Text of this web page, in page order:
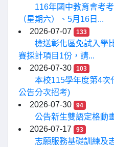
116年國中教育會考
（星期六）、5月16日...
2026-07-07
133
檢送彰化區免試入學
賽採計項目1份，請...
2026-07-30
103
本校115學年度第4次
公告分次招考)
2026-07-30
94
公告新生雙語定格動
2026-07-17
93
志願服務基礎訓練及